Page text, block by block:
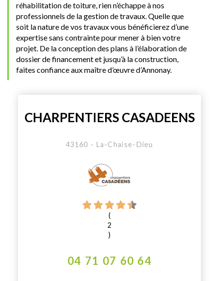
réhabilitation de toiture, rien n’échappe à nos
professionnels de la gestion de travaux. Quelle que
soit la nature de vos travaux vous bénéficierez d’une
expertise sans contrainte pour mener à bien votre
projet. De la conception des plans à l’élaboration de
dossier de financement et jusqu’à la construction,
faites confiance aux maître d’œuvre d’Annonay.
CHARPENTIERS CASADEENS
43160 - La-Chaise-Dieu
(
2
)
04 71 07 60 64